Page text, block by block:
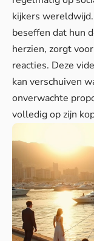
kijkers
beseffen dat hun
herzien, zorgt
reacties. Deze
kan verschuiven
onverwachte
volledig op zijn